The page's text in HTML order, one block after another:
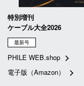
特別増刊
ケーブル大全2026
最新号
PHILE WEB.shop
電子版（Amazon）